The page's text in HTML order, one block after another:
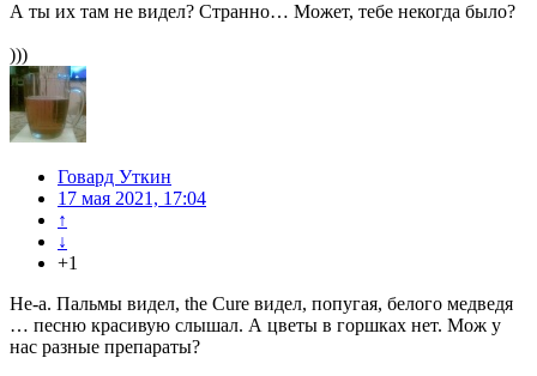
А ты их там не видел? Странно… Может, тебе некогда было?
)))
Говард Уткин
17 мая 2021, 17:04
↑
↓
+1
Не-а. Пальмы видел, the Сure видел, попугая, белого медведя
… песню красивую слышал. А цветы в горшках нет. Мож у
нас разные препараты?